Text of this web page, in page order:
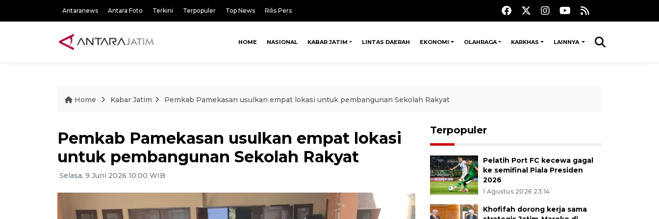
Antaranews Antara Foto Terkini Terpopuler Top News Rilis Pers
HOME NASIONAL KABAR JATIM LINTAS DAERAH EKONOMI OLAHRAGA KARKHAS LAINNYA
Home Kabar Jatim Pemkab Pamekasan usulkan empat lokasi untuk pembangunan Sekolah Rakyat
Pemkab Pamekasan usulkan empat lokasi
untuk pembangunan Sekolah Rakyat
Selasa, 9 Juni 2026 10:00 WIB
Terpopuler
Pelatih Port FC kecewa gagal
ke semifinal Piala Presiden
2026
1 Agustus 2026 23:14
Khofifah dorong kerja sama